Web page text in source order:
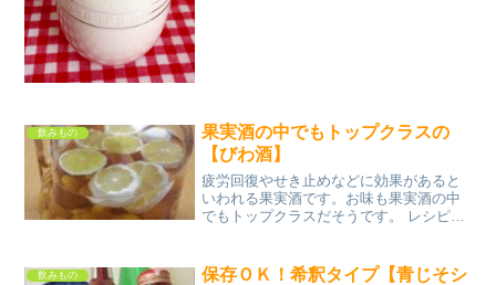
飲みもの
果実酒の中でもトップクラスの
【びわ酒】
疲労回復やせき止めなどに効果があると
いわれる果実酒です。お味も果実酒の中
でもトップクラスだそうです。 レシピは
（３５度）みんなのレビュー
飲みもの
保存ＯＫ！希釈タイプ【青じそシ